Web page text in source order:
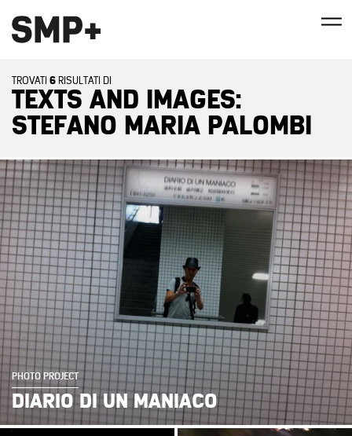
TROVATI 6 RISULTATI DI
TEXTS AND IMAGES:
STEFANO MARIA PALOMBI
PHOTO PROJECT
DIARIO DI UN MANIACO